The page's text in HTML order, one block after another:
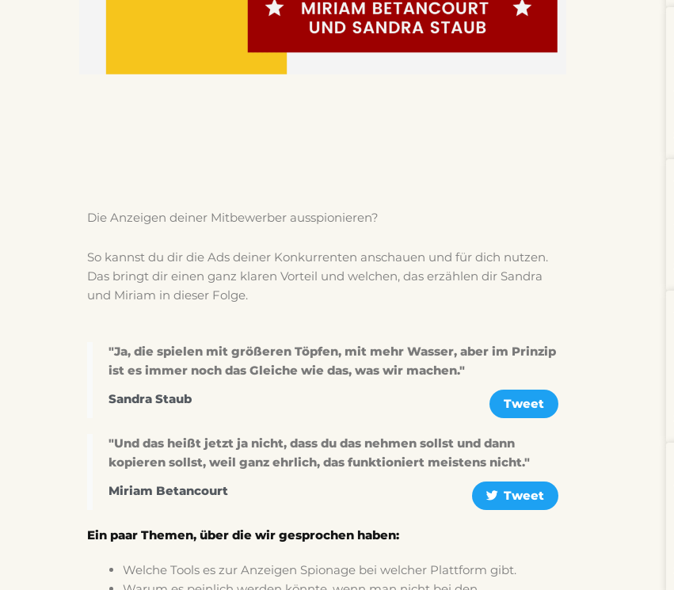
Die Anzeigen deiner Mitbewerber ausspionieren?
So kannst du dir die Ads deiner Konkurrenten anschauen und für dich nutzen.
Das bringt dir einen ganz klaren Vorteil und welchen, das erzählen dir Sandra
und Miriam in dieser Folge.
"Ja, die spielen mit größeren Töpfen, mit mehr Wasser, aber im Prinzip
ist es immer noch das Gleiche wie das, was wir machen."
Sandra Staub
Tweet
"Und das heißt jetzt ja nicht, dass du das nehmen sollst und dann
kopieren sollst, weil ganz ehrlich, das funktioniert meistens nicht."
Miriam Betancourt
Tweet
Ein paar Themen, über die wir gesprochen haben:
Welche Tools es zur Anzeigen Spionage bei welcher Plattform gibt.